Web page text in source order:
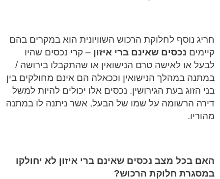
חריג נוסף לחלוקת הרכוש השוויונית הוא במקרים בהם
קיימים נכסים שאינם ברי איזון – קרי נכסים שהיו
לבעל או לאישה טרם הנישואין או שהתקבלו בירושה /
במתנה במהלך הנישואין וככאלה הם אינם מחולקים בין
בני הזוג בעת הגירושין. נכסים אלו יכולים להיות למשל
דירה הרשומה על שמו של הבעל, אשר ניתנה לו במתנה
מהוריו.
האם בכל מצב נכסים שאינם ברי איזון לא יחולקו
במסגרת חלוקת הרכוש?